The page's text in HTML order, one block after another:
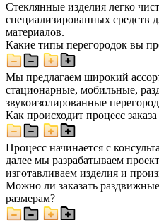
Стеклянные изделия легко
специализированных средств
материалов.
Какие типы перегородок вы
Мы предлагаем широкий
стационарные, мобильные,
звукоизолированные
Как происходит процесс
Процесс начинается с
далее мы разрабатываем
изготавливаем изделия и
Можно ли заказать
размерам?